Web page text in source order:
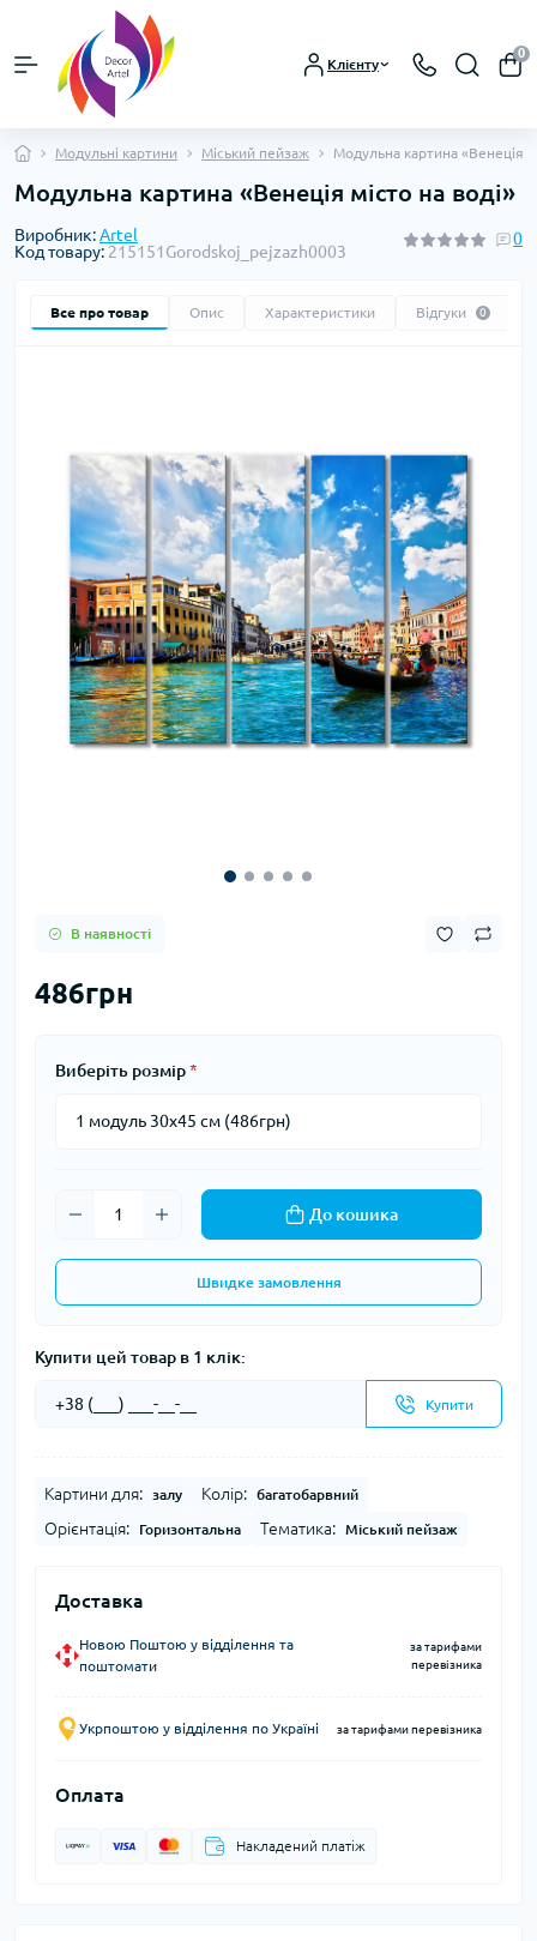
Клієнту
0
Модульні картини Міський пейзаж Модульна картина «Венеція
Модульна картина «Венеція місто на воді»
Виробник:Artel
Код товару: 215151Gorodskoj_pejzazh0003
0
Все про товар Опис Характеристики Відгуки 0
В наявності
486грн
Виберіть розмiр*
До кошика
Швидке замовлення
Купити цей товар в 1 клік:
Купити
Картини для: залу Колір: багатобарвний
Орієнтація: Горизонтальна Тематика: Міський пейзаж
Доставка
Новою Поштою у відділення та
поштомати
за тарифами
перевізника
Укрпоштою у відділення по Україні за тарифами перевізника
Оплата
Накладений платіж